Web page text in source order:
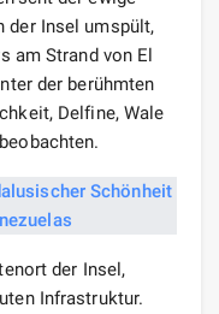
der Insel umspült,
am Strand von El
der berühmten
Delfine, Wale
der Insel,
Infrastruktur.